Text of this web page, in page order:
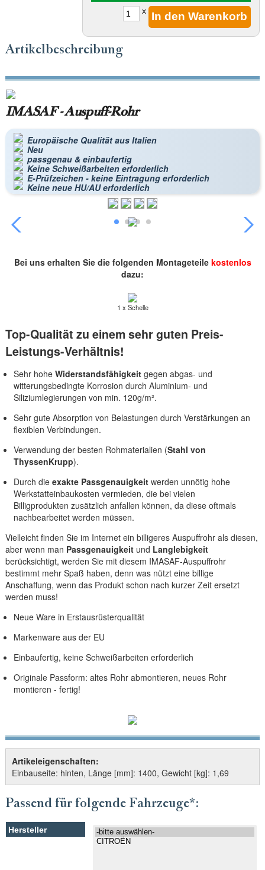
x
Artikelbeschreibung
IMASAF - Auspuff-Rohr
Europäische Qualität aus Italien
Neu
passgenau & einbaufertig
Keine Schweißarbeiten erforderlich
E-Prüfzeichen - keine Eintragung erforderlich
Keine neue HU/AU erforderlich
Bei uns erhalten Sie die folgenden Montageteile kostenlos
dazu:
1 x Schelle
Top-Qualität zu einem sehr guten Preis-
Leistungs-Verhältnis!
Sehr hohe Widerstandsfähigkeit gegen abgas- und
witterungsbedingte Korrosion durch Aluminium- und
Siliziumlegierungen von min. 120g/m².
Sehr gute Absorption von Belastungen durch Verstärkungen an
flexiblen Verbindungen.
Verwendung der besten Rohmaterialien (Stahl von
ThyssenKrupp).
Durch dieexakte Passgenauigkeitwerden unnötig hohe
Werkstatteinbaukosten vermieden, die bei vielen
Billigprodukten zusätzlich anfallen können, da diese oftmals
nachbearbeitet werden müssen.
Vielleicht finden Sie im Internet ein billigeres Auspuffrohr als diesen,
aber wenn man Passgenauigkeit und Langlebigkeit
berücksichtigt, werden Sie mit diesem IMASAF-Auspuffrohr
bestimmt mehr Spaß haben, denn was nützt eine billige
Anschaffung, wenn das Produkt schon nach kurzer Zeit ersetzt
werden muss!
Neue Ware in Erstausrüsterqualität
Markenware aus der EU
Einbaufertig, keine Schweißarbeiten erforderlich
Originale Passform: altes Rohr abmontieren, neues Rohr
montieren - fertig!
Artikeleigenschaften:
Einbauseite: hinten, Länge [mm]: 1400, Gewicht [kg]: 1,69
Passend für folgende Fahrzeuge*: